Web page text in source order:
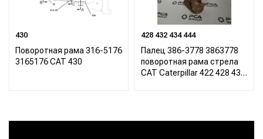
430
Поворотная рама 316-5176
3165176 CAT 430
428 432 434 444
Палец 386-3778 3863778
поворотная рама стрела
CAT Caterpillar 422 428 432